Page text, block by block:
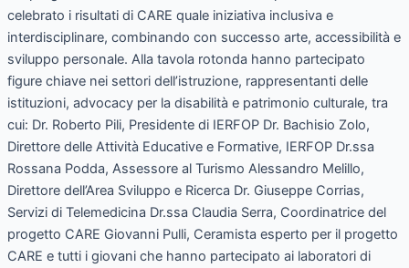
celebrato i risultati di CARE quale iniziativa inclusiva e
interdisciplinare, combinando con successo arte, accessibilità e
sviluppo personale. Alla tavola rotonda hanno partecipato
figure chiave nei settori dell’istruzione, rappresentanti delle
istituzioni, advocacy per la disabilità e patrimonio culturale, tra
cui: Dr. Roberto Pili, Presidente di IERFOP Dr. Bachisio Zolo,
Direttore delle Attività Educative e Formative, IERFOP Dr.ssa
Rossana Podda, Assessore al Turismo Alessandro Melillo,
Direttore dell’Area Sviluppo e Ricerca Dr. Giuseppe Corrias,
Servizi di Telemedicina Dr.ssa Claudia Serra, Coordinatrice del
progetto CARE Giovanni Pulli, Ceramista esperto per il progetto
CARE e tutti i giovani che hanno partecipato ai laboratori di